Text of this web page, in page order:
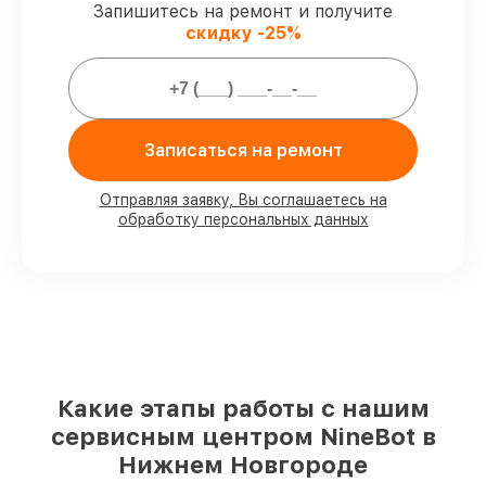
Подтвержденная гарантия– все
работы по починке проводятся с
официальной гарантией.
Мы гарантируем:
80%работ с возможностью
присутствовать
90%комплектующих для
Запишитесь на ремонт и получите
скидку -25%
Записаться на ремонт
Отправляя заявку, Вы соглашаетесь на
обработку персональных данных
Какие этапы работы с нашим
сервисным центром NineBot в
Нижнем Новгороде